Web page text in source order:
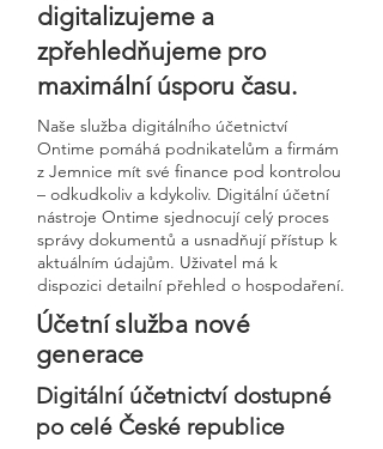
digitalizujeme a
zpřehledňujeme pro
maximální úsporu času.
Naše služba digitálního účetnictví
Ontime pomáhá podnikatelům a firmám
z Jemnice mít své finance pod kontrolou
– odkudkoliv a kdykoliv. Digitální účetní
nástroje Ontime sjednocují celý proces
správy dokumentů a usnadňují přístup k
aktuálním údajům. Uživatel má k
dispozici detailní přehled o hospodaření.
Účetní služba nové
generace
Digitální účetnictví dostupné
po celé České republice